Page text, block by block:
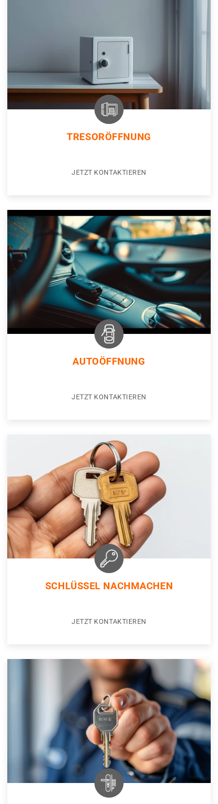
TRESORÖFFNUNG
JETZT KONTAKTIEREN
AUTOÖFFNUNG
JETZT KONTAKTIEREN
SCHLÜSSEL NACHMACHEN
JETZT KONTAKTIEREN